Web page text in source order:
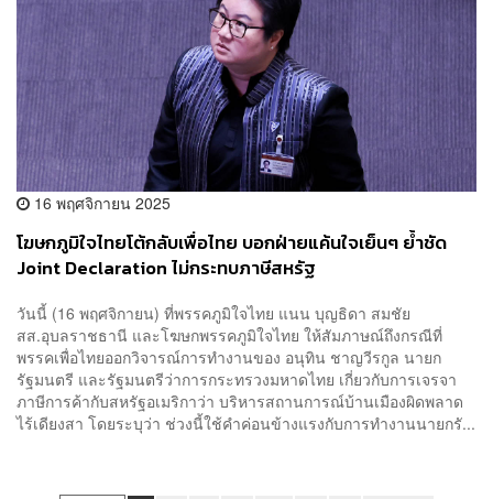
16 พฤศจิกายน 2025
โฆษกภูมิใจไทยโต้กลับเพื่อไทย บอกฝ่ายแค้นใจเย็นๆ ย้ำชัด
Joint Declaration ไม่กระทบภาษีสหรัฐ
วันนี้ (16 พฤศจิกายน) ที่พรรคภูมิใจไทย แนน บุญธิดา สมชัย
สส.อุบลราชธานี และโฆษกพรรคภูมิใจไทย ให้สัมภาษณ์ถึงกรณีที่
พรรคเพื่อไทยออกวิจารณ์การทำงานของ อนุทิน ชาญวีรกูล นายก
รัฐมนตรี และรัฐมนตรีว่าการกระทรวงมหาดไทย เกี่ยวกับการเจรจา
ภาษีการค้ากับสหรัฐอเมริกาว่า บริหารสถานการณ์บ้านเมืองผิดพลาด
ไร้เดียงสา โดยระบุว่า ช่วงนี้ใช้คำค่อนข้างแรงกับการทำงานนายกรั...